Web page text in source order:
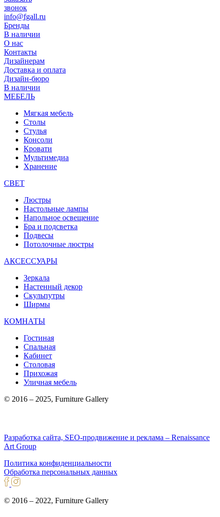
звонок
info@fgall.ru
Бренды
В наличии
О нас
Контакты
Дизайнерам
Доставка и оплата
Дизайн-бюро
В наличии
МЕБЕЛЬ
Мягкая мебель
Столы
Стулья
Консоли
Кровати
Мультимедиа
Хранение
СВЕТ
Люстры
Настольные лампы
Напольное освещение
Бра и подсветка
Подвесы
Потолочные люстры
АКСЕССУАРЫ
Зеркала
Настенный декор
Скульпутры
Ширмы
КОМНАТЫ
Гостиная
Спальная
Кабинет
Столовая
Прихожая
Уличная мебель
© 2016 – 2025, Furniture Gallery
Разработка сайта, SEO-продвижение и реклама – Renaissance
Art Group
Политика конфиденциальности
Обработка персональных данных
© 2016 – 2022, Furniture Gallery